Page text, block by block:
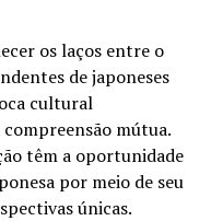
os laços entre o
de japoneses
cultural
mútua.
têm a oportunidade
por meio de seu
únicas.